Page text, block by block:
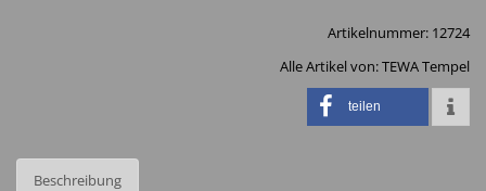
Artikelnummer: 12724
Alle Artikel von:TEWA Tempel
teilen
Beschreibung